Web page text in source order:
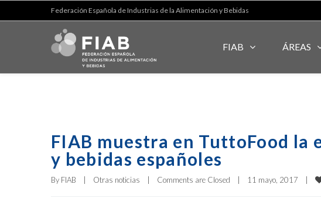
Federación Española de Industrias de la Alimentación y Bebidas
FIAB ÁREAS
FIAB muestra en TuttoFood la
y bebidas españoles
By FIAB Otras noticias Comments are Closed 11 mayo, 2017